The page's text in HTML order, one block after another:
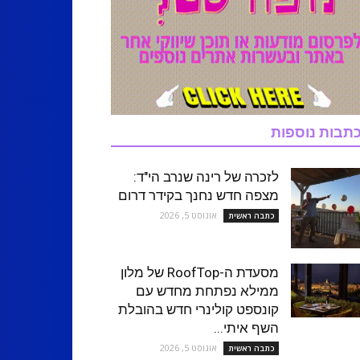
נוספות
לזכרה של רינה שנרב הי"ד:
מצפה חדש נחנך בקידר דרום
כתבה ראשית אוגוסט 5, 2026
מסעדת ה-RoofTop של מלון
ממילא נפתחת מחדש עם
קונספט קולינרי חדש בהובלת
השף איתי...
כתבה ראשית אוגוסט 5, 2026